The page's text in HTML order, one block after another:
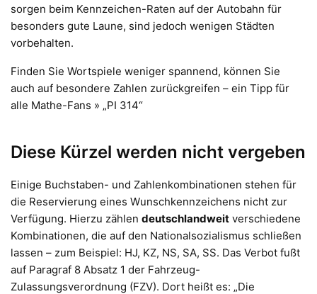
sorgen beim Kennzeichen-Raten auf der Autobahn für
besonders gute Laune, sind jedoch wenigen Städten
vorbehalten.
Finden Sie Wortspiele weniger spannend, können Sie
auch auf besondere Zahlen zurückgreifen – ein Tipp für
alle Mathe-Fans » „PI 314“
Diese Kürzel werden nicht vergeben
Einige Buchstaben- und Zahlenkombinationen stehen für
die Reservierung eines Wunschkennzeichens nicht zur
Verfügung. Hierzu zählen deutschlandweit verschiedene
Kombinationen, die auf den Nationalsozialismus schließen
lassen – zum Beispiel: HJ, KZ, NS, SA, SS. Das Verbot fußt
auf Paragraf 8 Absatz 1 der Fahrzeug-
Zulassungsverordnung (FZV). Dort heißt es: „Die